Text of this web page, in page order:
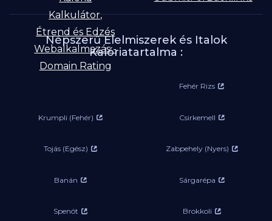
Népszerű Élelmiszerek és Italok
Kalóriatartalma :
Fehér Rizs
Krumpli (Fehér) Csirkemell
Tojás (Egész) Zabpehely (Nyers)
Banán Sárgarépa
Spenót Brokkoli